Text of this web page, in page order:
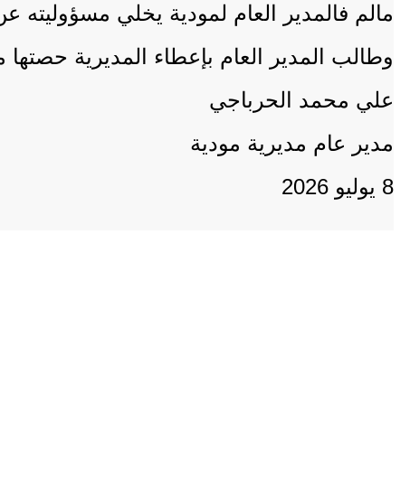
مالم فالمدير العام لمودية يخلي مسؤوليته
وطالب المدير العام بإعطاء المديرية حصتها من الغاز
علي محمد الحرباجي
مدير عام مديرية مودية
8 يوليو 2026